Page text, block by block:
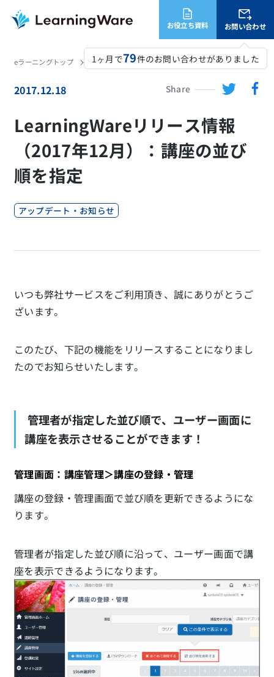
お役立ち資料 お問い合わせ
1ヶ月で79件のお問い合わせがありました
eラーニングトップ LearningWare ニュース LearningWareリリース情報（2017年12月）：講座の並び順を指定
Share
2017.12.18
LearningWareリリース情報
（2017年12月）：講座の並び
順を指定
アップデート・お知らせ
いつも弊社サービスをご利用頂き、誠にありがとうご
ざいます。
このたび、下記の機能をリリースすることになりまし
たのでお知らせいたします。
管理者が指定した並び順で、ユーザー画面に
講座を表示させることができます！
管理画面：講座管理＞講座の登録・管理
講座の登録・管理画面で並び順を更新できるようにな
ります。
管理者が指定した並び順に沿って、ユーザー画面で講
座を表示できるようになります。